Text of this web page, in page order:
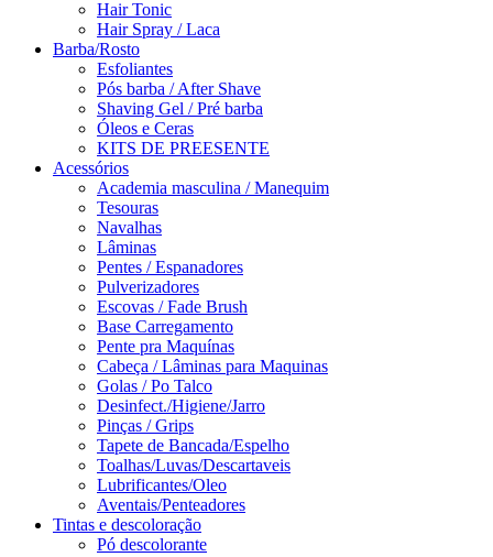
Hair Tonic
Hair Spray / Laca
Barba/Rosto
Esfoliantes
Pós barba / After Shave
Shaving Gel / Pré barba
Óleos e Ceras
KITS DE PREESENTE
Acessórios
Academia masculina / Manequim
Tesouras
Navalhas
Lâminas
Pentes / Espanadores
Pulverizadores
Escovas / Fade Brush
Base Carregamento
Pente pra Maquínas
Cabeça / Lâminas para Maquinas
Golas / Po Talco
Desinfect./Higiene/Jarro
Pinças / Grips
Tapete de Bancada/Espelho
Toalhas/Luvas/Descartaveis
Lubrificantes/Oleo
Aventais/Penteadores
Tintas e descoloração
Pó descolorante